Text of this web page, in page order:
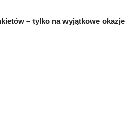
– tylko na wyjątkowe okazje